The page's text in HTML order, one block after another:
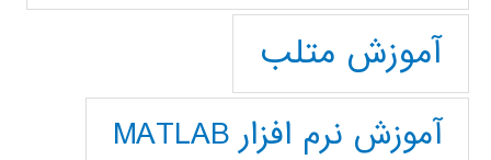
آموزش متلب
آموزش نرم افزار MATLAB